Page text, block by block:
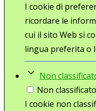
I cookie di
ricordare le
cui il sito Web si
lingua preferita o
Non
Non classificato
I cookie non